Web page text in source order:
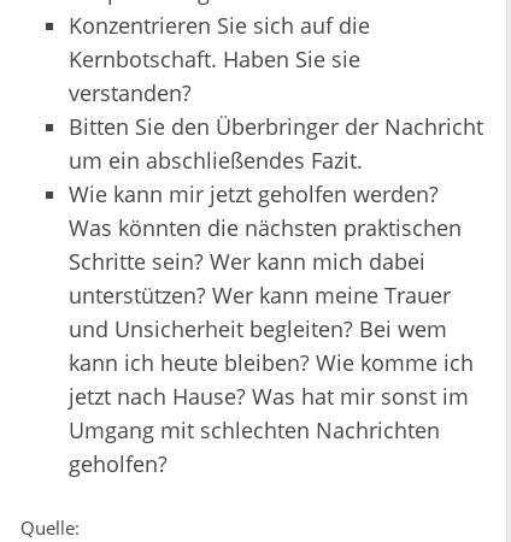
Konzentrieren Sie sich auf die
Kernbotschaft. Haben Sie sie
verstanden?
Bitten Sie den Überbringer der Nachricht
um ein abschließendes Fazit.
Wie kann mir jetzt geholfen werden?
Was könnten die nächsten praktischen
Schritte sein? Wer kann mich dabei
unterstützen? Wer kann meine Trauer
und Unsicherheit begleiten? Bei wem
kann ich heute bleiben? Wie komme ich
jetzt nach Hause? Was hat mir sonst im
Umgang mit schlechten Nachrichten
geholfen?
Quelle: